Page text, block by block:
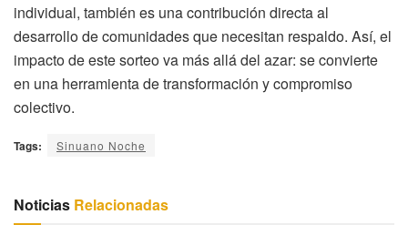
individual, también es una contribución directa al
desarrollo de comunidades que necesitan respaldo. Así, el
impacto de este sorteo va más allá del azar: se convierte
en una herramienta de transformación y compromiso
colectivo.
Tags: Sinuano Noche
Noticias Relacionadas